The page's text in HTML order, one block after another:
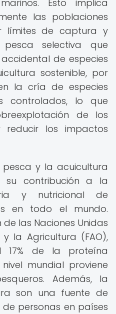
Esto implica
las poblaciones
límites de captura y
selectiva que
de especies
sostenible, por
la cría de especies
controlados, lo que
de los
reducir los impactos
y la acuicultura
su contribución a la
y nutricional de
en todo el mundo.
las Naciones Unidas
la Agricultura (FAO),
17% de la proteína
mundial proviene
Además, la
son una fuente de
personas en países